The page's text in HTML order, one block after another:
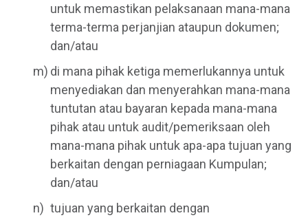
untuk memastikan pelaksanaan mana-mana
terma-terma perjanjian ataupun dokumen;
dan/atau
di mana pihak ketiga memerlukannya untuk
menyediakan dan menyerahkan mana-mana
tuntutan atau bayaran kepada mana-mana
pihak atau untuk audit/pemeriksaan oleh
mana-mana pihak untuk apa-apa tujuan yang
berkaitan dengan perniagaan Kumpulan;
dan/atau
tujuan yang berkaitan dengan